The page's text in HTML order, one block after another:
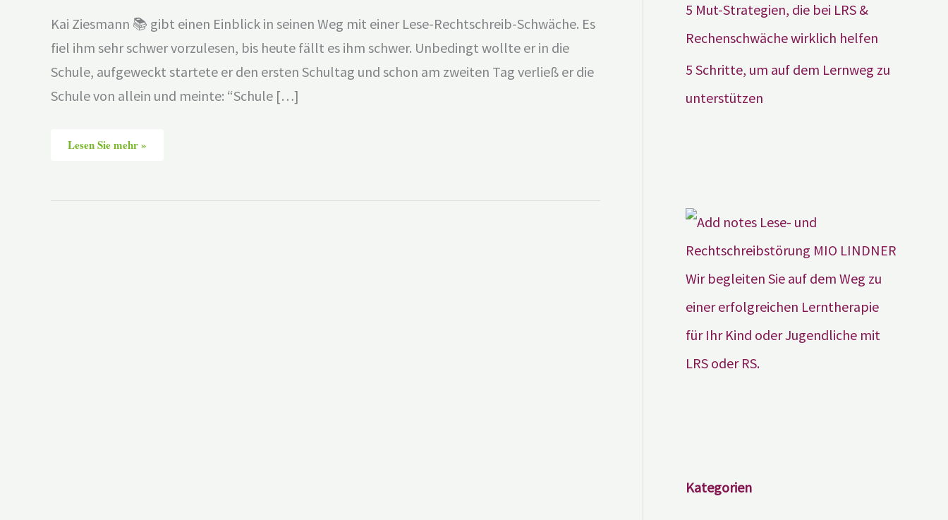
Kai Ziesmann 📚 gibt einen Einblick in seinen Weg mit einer Lese-Rechtschreib-Schwäche. Es
fiel ihm sehr schwer vorzulesen, bis heute fällt es ihm schwer. Unbedingt wollte er in die
Schule, aufgeweckt startete er den ersten Schultag und schon am zweiten Tag verließ er die
Schule von allein und meinte: “Schule […]
Lesen Sie mehr »
5 Mut-Strategien, die bei LRS &
Rechenschwäche wirklich helfen
5 Schritte, um auf dem Lernweg zu
unterstützen
Wir begleiten Sie auf dem Weg zu
einer erfolgreichen Lerntherapie
für Ihr Kind oder Jugendliche mit
LRS oder RS.
Kategorien